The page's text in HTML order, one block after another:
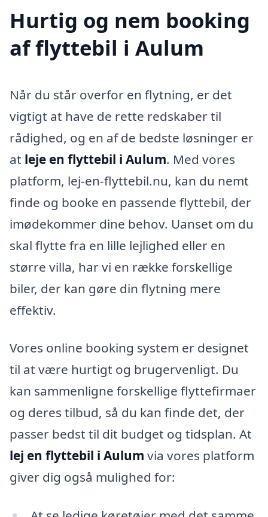
Hurtig og nem booking
af flyttebil i Aulum
Når du står overfor en flytning, er det
vigtigt at have de rette redskaber til
rådighed, og en af de bedste løsninger er
at leje en flyttebil i Aulum. Med vores
platform, lej-en-flyttebil.nu, kan du nemt
finde og booke en passende flyttebil, der
imødekommer dine behov. Uanset om du
skal flytte fra en lille lejlighed eller en
større villa, har vi en række forskellige
biler, der kan gøre din flytning mere
effektiv.
Vores online booking system er designet
til at være hurtigt og brugervenligt. Du
kan sammenligne forskellige flyttefirmaer
og deres tilbud, så du kan finde det, der
passer bedst til dit budget og tidsplan. At
lej en flyttebil i Aulum via vores platform
giver dig også mulighed for: